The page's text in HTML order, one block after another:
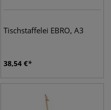
Tischstaffelei EBRO, A3
38,54 €